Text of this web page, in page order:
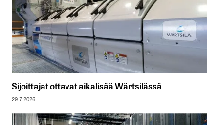
Sijoittajat ottavat aikalisää Wärtsilässä
29.7.2026